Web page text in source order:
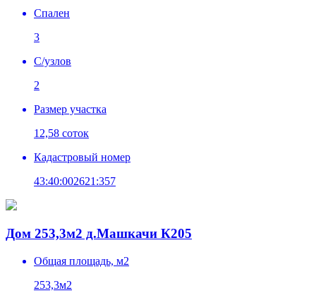
Спален
3
C/узлов
2
Размер участка
12,58 соток
Кадастровый номер
43:40:002621:357
Дом 253,3м2 д.Машкачи К205
Общая площадь, м2
253,3м2